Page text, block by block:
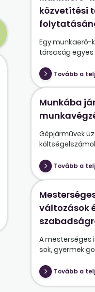
közvetítési
Egy munkaerő-
társaság egyes
Tovább a
Munkába
Gépjárművek
Tovább a
változások
A mesterséges
sok, gyermek
Tovább a